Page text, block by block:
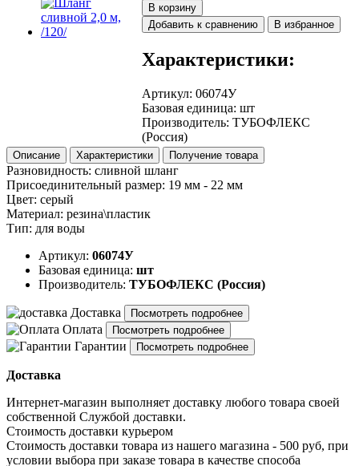
В корзину
Добавить к сравнению
В избранное
Характеристики:
Артикул: 06074У
Базовая единица: шт
Производитель: ТУБОФЛЕКС
(Россия)
Описание Характеристики Получение товара
Разновидность: сливной шланг
Присоединительный размер: 19 мм - 22 мм
Цвет: серый
Материал: резина\пластик
Тип: для воды
Артикул: 06074У
Базовая единица: шт
Производитель: ТУБОФЛЕКС (Россия)
Доставка Посмотреть подробнее
Оплата Посмотреть подробнее
Гарантии Посмотреть подробнее
Доставка
Интернет-магазин выполняет доставку любого товара своей
собственной Службой доставки.
Стоимость доставки курьером
Стоимость доставки товара из нашего магазина - 500 руб, при
условии выбора при заказе товара в качестве способа